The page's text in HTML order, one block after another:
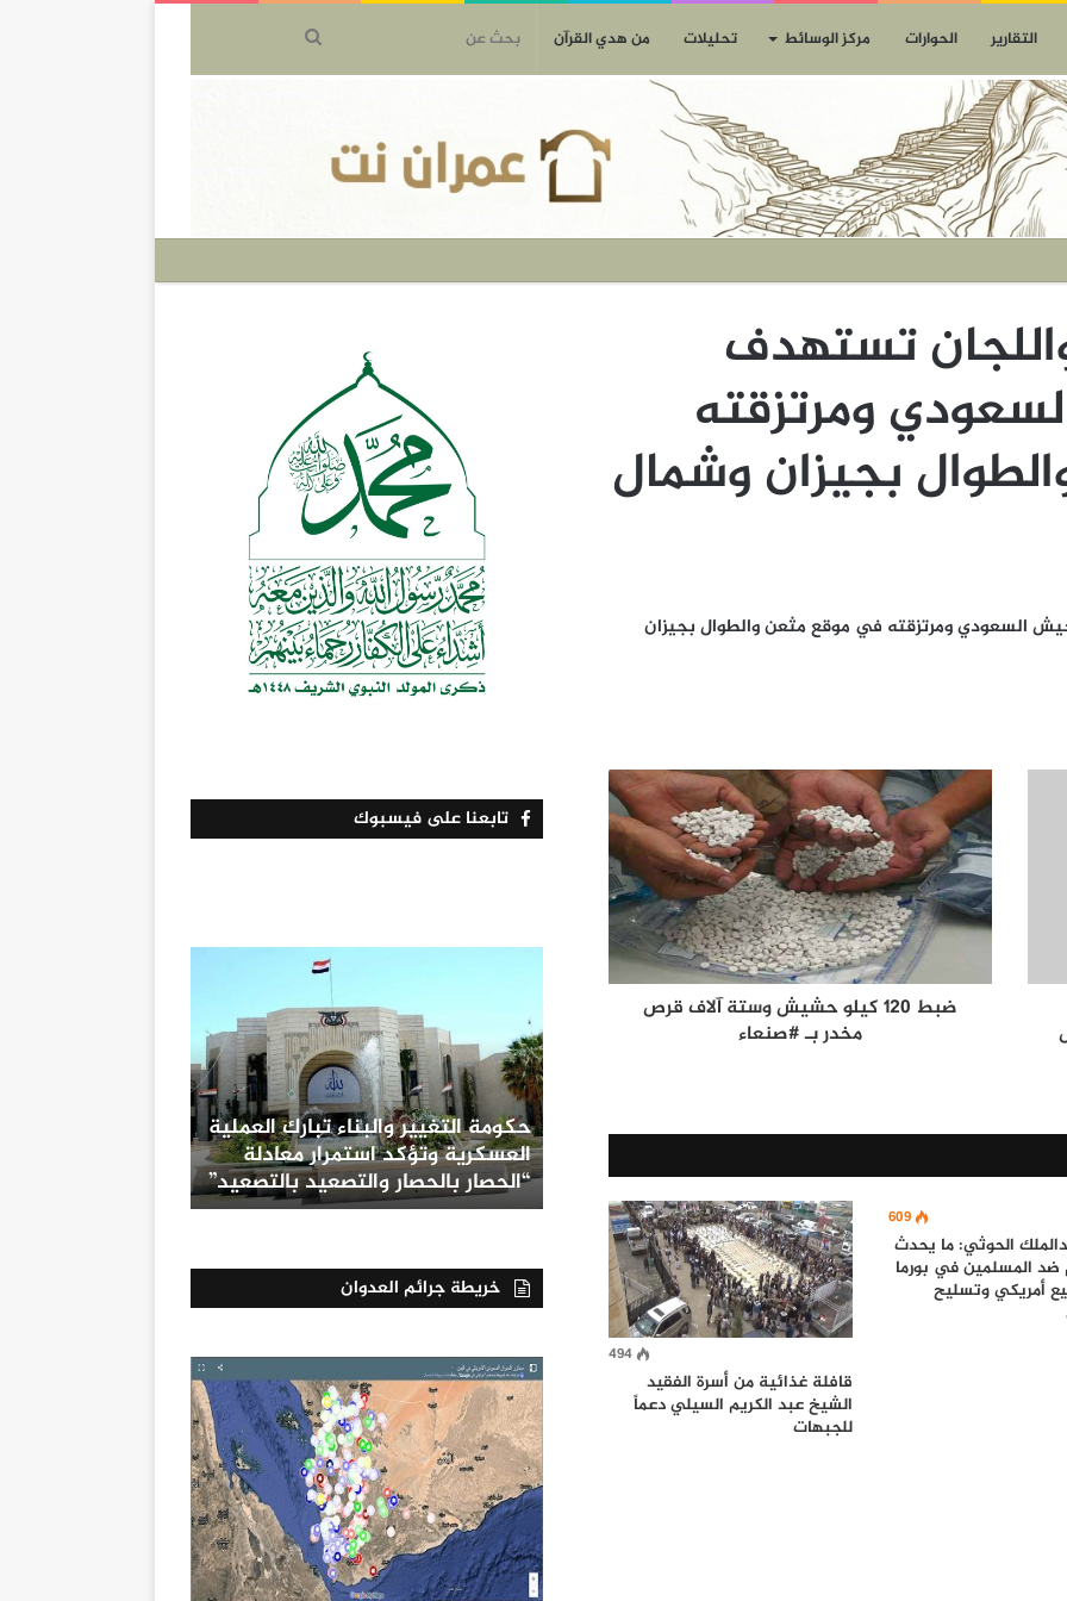
التقارير الحوارات مركز الوسائط تحليلات من هدي القرآن
تستهدف
ومرتزقته
بجيزان وشمال
السعودي ومرتزقته في موقع مثعن والطوال بجيزان
ضبط 120 كيلو حشيش وستة آلاف قرص
مخدر بـ #صنعاء
609
الحوثي: ما يحدث
ضد المسلمين في بورما
أمريكي وتسليح
494
قافلة غذائية من أسرة الفقيد
الشيخ عبد الكريم السيلي دعماً
للجبهات
تابعنا على فيسبوك
حكومة التغيير والبناء تبارك العملية
العسكرية وتؤكد استمرار معادلة
“الحصار بالحصار والتصعيد بالتصعيد”
خريطة جرائم العدوان